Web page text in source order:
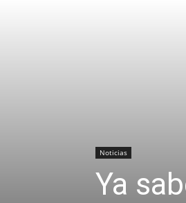
Noticias
Ya